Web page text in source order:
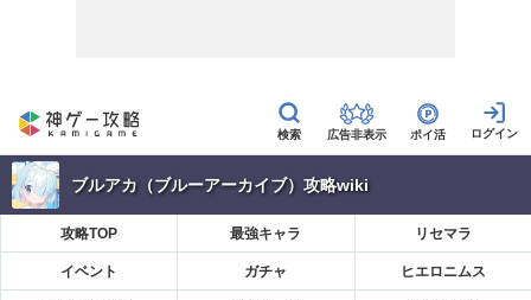
広告非表示 ポイ活
ブルアカ（ブルーアーカイブ）攻略wiki
攻略TOP 最強キャラ リセマラ
イベント ガチャ ヒエロニムス